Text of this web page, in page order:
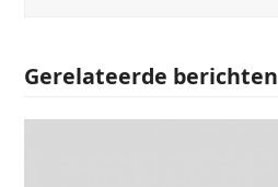
Gerelateerde berichten